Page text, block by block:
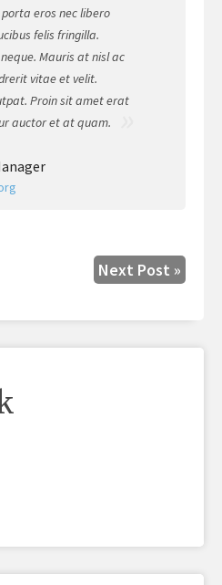
eros nec libero
felis fringilla.
Mauris at nisl ac
vitae et velit.
Proin sit amet erat
auctor et at quam.
Next Post »